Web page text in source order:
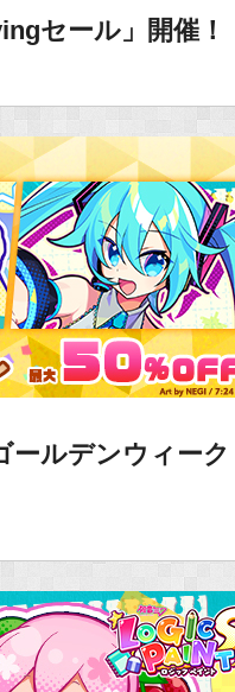
セール」開催！
ールデンウィーク